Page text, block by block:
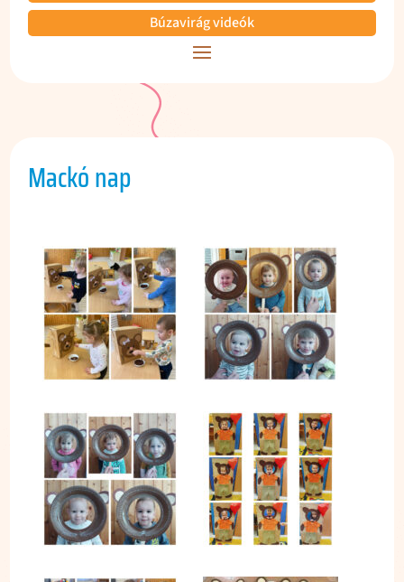
Búzavirág videók
Mackó nap